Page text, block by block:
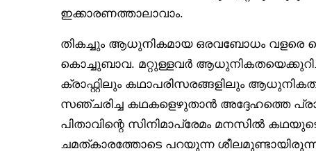
ഇക്കാരണത്താലാവാം.
തികച്ചും ആധുനികമായ ഒരവബോധം വളരെ
കൊച്ചുബാവ. മറ്റുള്ളവർ
ക്രാഫ്റ്റിലും കഥാപരിസരങ്ങളിലും
സഞ്ചരിച്ച കഥകളെഴുതാൻ അദ്ദേഹത്തെ
പിതാവിന്റെ സിനിമാപ്രേമം മനസിൽ കഥയുടെ
ചമത്കാരത്തോടെ പറയുന്ന